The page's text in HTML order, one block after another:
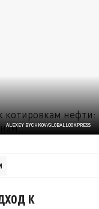
ALEXEY BYCHKOV/GLOBALLOOKPRESS
к